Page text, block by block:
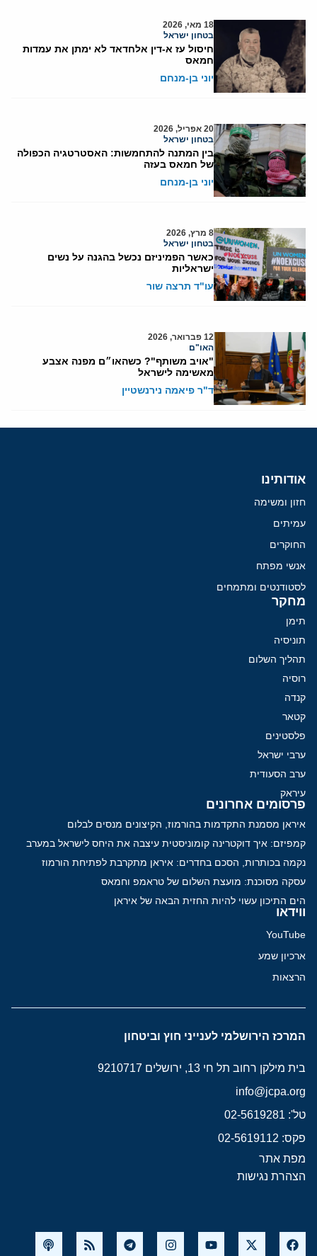
18 מאי, 2026
בטחון ישראל
חיסול עז א-דין אלחדאד לא ימתן את עמדות
חמאס
יוני בן-מנחם
20 אפריל, 2026
בטחון ישראל
בין המתנה להתחמשות: האסטרטגיה הכפולה
של חמאס בעזה
יוני בן-מנחם
8 מרץ, 2026
בטחון ישראל
כאשר הפמיניזם נכשל בהגנה על נשים
ישראליות
עו"ד תרצה שור
12 פברואר, 2026
האו"ם
"אויב משותף"? כשהאו״ם מפנה אצבע
מאשימה לישראל
ד"ר פיאמה נירנשטיין
אודותינו
חזון ומשימה
עמיתים
החוקרים
אנשי מפתח
לסטודנטים ומתמחים
מחקר
תימן
תוניסיה
תהליך השלום
רוסיה
קנדה
קטאר
פלסטינים
ערבי ישראל
ערב הסעודית
עיראק
פרסומים אחרונים
איראן מסמנת התקדמות בהורמוז, הקיצונים מנסים לבלום
קמפיזם: איך דוקטרינה קומוניסטית עיצבה את היחס לישראל במערב
נקמה בכותרות, הסכם בחדרים: איראן מתקרבת לפתיחת הורמוז
עסקה מסוכנת: מועצת השלום של טראמפ וחמאס
הים התיכון עשוי להיות החזית הבאה של איראן
ווידאו
YouTube
ארכיון שמע
הרצאות
המרכז הירושלמי לענייני חוץ וביטחון
בית מילקן רחוב תל חי 13, ירושלים 9210717
info@jcpa.org
טל': 02-5619281
פקס: 02-5619112
מפת אתר
הצהרת נגישות